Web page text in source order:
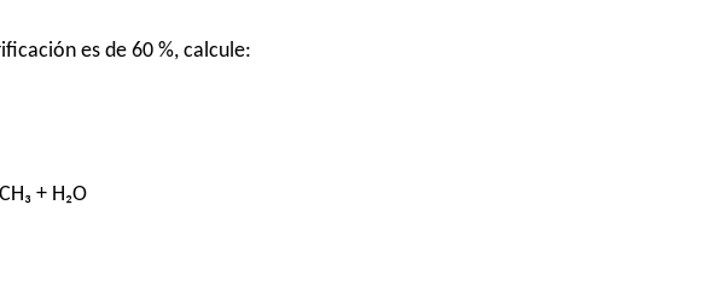
es de 60 %, calcule:
+ H₂O